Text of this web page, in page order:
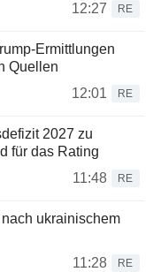
12:27
RE
Ermittlungen
Quellen
12:01
RE
2027 zu
für das Rating
11:48
RE
ukrainischem
11:28
RE